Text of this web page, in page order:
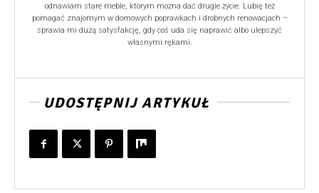
odnawiam stare meble, którym można dać drugie życie. Lubię też
pomagać znajomym w domowych poprawkach i drobnych renowacjach –
sprawia mi dużą satysfakcję, gdy coś uda się naprawić albo ulepszyć
własnymi rękami.
UDOSTĘPNIJ ARTYKUŁ